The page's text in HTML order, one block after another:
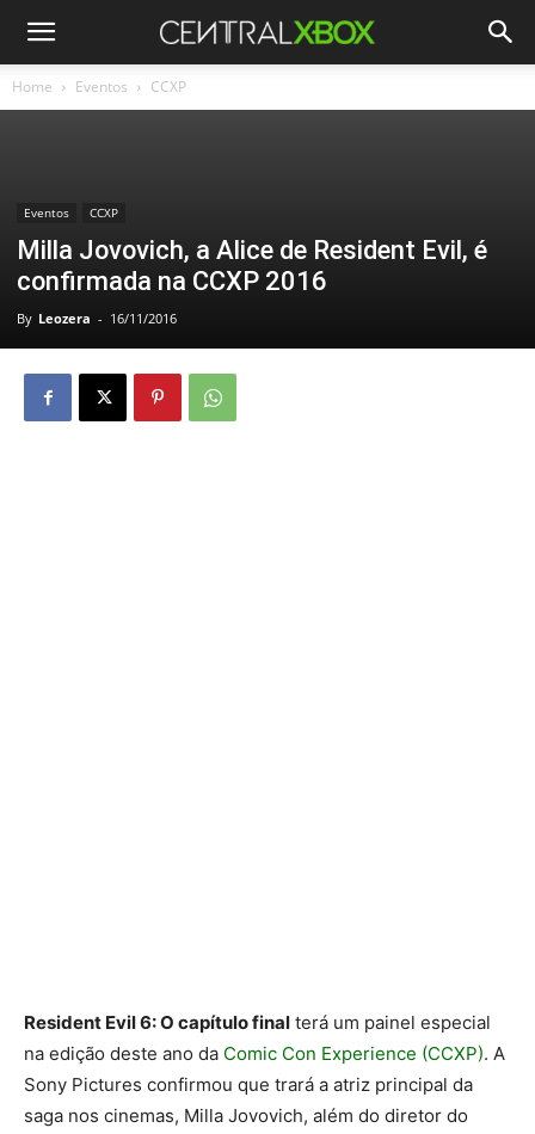
Home Eventos CCXP
Eventos CCXP
Milla Jovovich, a Alice de Resident Evil, é
confirmada na CCXP 2016
By Leozera - 16/11/2016
Resident Evil 6: O capítulo final terá um painel especial
na edição deste ano da Comic Con Experience (CCXP). A
Sony Pictures confirmou que trará a atriz principal da
saga nos cinemas, Milla Jovovich, além do diretor do